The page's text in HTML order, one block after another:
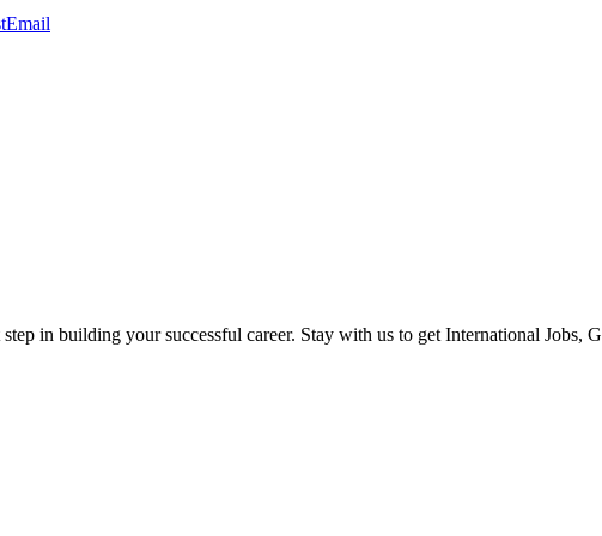
Email
in building your successful career. Stay with us to get International Jobs,